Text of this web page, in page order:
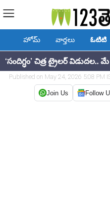
హోమ్ వార్తలు ఓటిటి
‘సందిగ్ధం’ చిత్ర ట్రైలర్
Published on May 24, 2026 5:08 PM
Join Us Follow